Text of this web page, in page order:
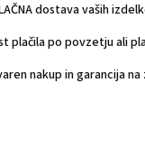
dostava vaših
plačila po povzetju ali
nakup in garancija